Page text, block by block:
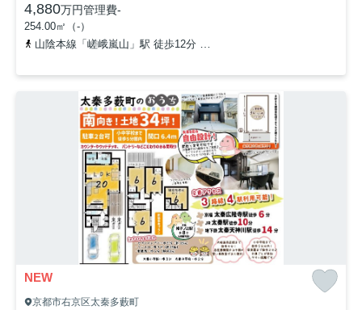
4,880万円管理費-
254.00㎡（-）
山陰本線「嵯峨嵐山」駅 徒歩12分
NEW
京都市右京区太秦多藪町